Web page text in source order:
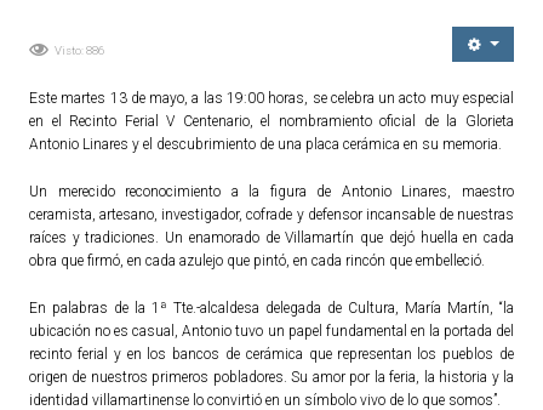
Servicios Municipales
Accesibilidad
SERVICIOS
Salud
Educación
Centros Sociales y Asistenciales
Medio Ambiente
Visto: 886
Este martes 13 de mayo, a las 19:00 horas, se celebra un acto muy especial
en el Recinto Ferial V Centenario, el nombramiento oficial de la Glorieta
Antonio Linares y el descubrimiento de una placa cerámica en su memoria.
Un merecido reconocimiento a la figura de Antonio Linares, maestro
ceramista, artesano, investigador, cofrade y defensor incansable de nuestras
raíces y tradiciones. Un enamorado de Villamartín que dejó huella en cada
obra que firmó, en cada azulejo que pintó, en cada rincón que embelleció.
En palabras de la 1ª Tte.-alcaldesa delegada de Cultura, María Martín, “la
ubicación no es casual, Antonio tuvo un papel fundamental en la portada del
recinto ferial y en los bancos de cerámica que representan los pueblos de
origen de nuestros primeros pobladores. Su amor por la feria, la historia y la
identidad villamartinense lo convirtió en un símbolo vivo de lo que somos”.